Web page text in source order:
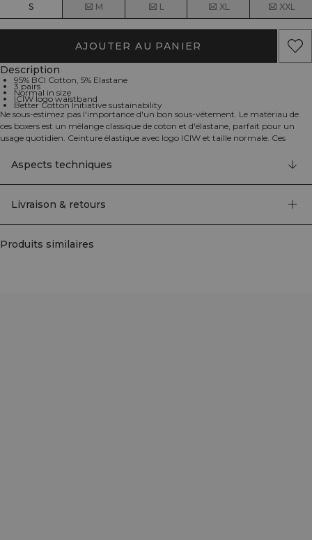
S M L XL XXL
AJOUTER AU PANIER
Description
95% BCI Cotton, 5% Elastane
3 pairs
Normal in size
ICIW logo waistband
Better Cotton Initiative sustainability
Ne sous-estimez pas l'importance d'un bon sous-vêtement. Le matériau de
ces boxers est un mélange classique de coton et d'élastane, parfait pour un
usage quotidien. Ceinture élastique avec logo ICIW et taille normale. Ces
organisation mondiale à but non lucratif et le plus grand programme de
durabilité du coton au monde. 95% Coton BCI, 5% Élastane.
Aspects techniques
Livraison & retours
Produits similaires